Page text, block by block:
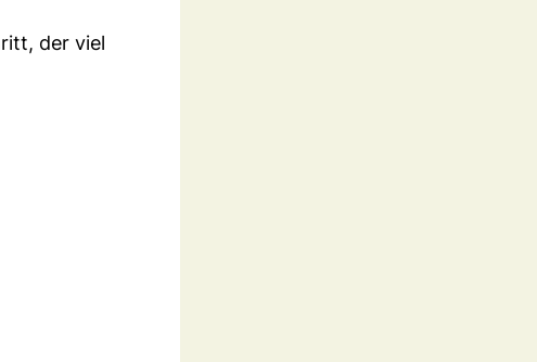
der viel